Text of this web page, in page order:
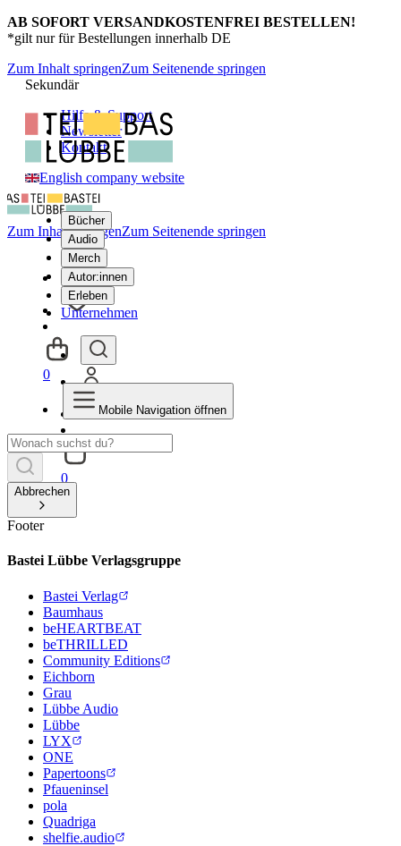
AB SOFORT VERSANDKOSTENFREI BESTELLEN!
*gilt nur für Bestellungen innerhalb DE
Zum Inhalt springenZum Seitenende springen
Sekundär
Hilfe & Support
Newsletter
Kontakt
English company website
Bücher
Audio
Merch
Autor:innen
Erleben
Unternehmen
0
Zum Inhalt springenZum Seitenende springen
0
Mobile Navigation öffnen
Abbrechen
Footer
Bastei Lübbe Verlagsgruppe
Bastei Verlag
Baumhaus
beHEARTBEAT
beTHRILLED
Community Editions
Eichborn
Grau
Lübbe Audio
Lübbe
LYX
ONE
Papertoons
Pfaueninsel
pola
Quadriga
shelfie.audio